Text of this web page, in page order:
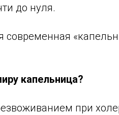
до нуля.
современная
капельница?
при